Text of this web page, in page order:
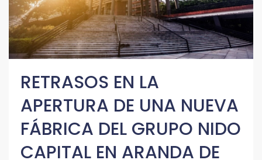
RETRASOS EN LA
APERTURA DE UNA NUEVA
FÁBRICA DEL GRUPO NIDO
CAPITAL EN ARANDA DE